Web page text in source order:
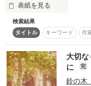
短大生   横手美紅(よこ
平井颯太＜ﾋﾗｲｿｳﾀ＞
×
沙和を好きな無愛想男子
野上樹＜ﾉｶﾞﾐｲﾂｷ＞
だけど…
恋は、心を傷付ける。
表紙を見る
検索結果
タイトル
キーワード 作
大切
に
完
鈴の木